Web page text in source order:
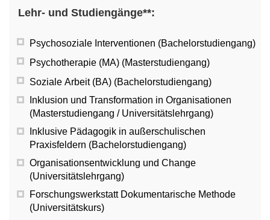
Lehr- und Studiengänge**:
Psychosoziale Interventionen (Bachelorstudiengang)
Psychotherapie (MA) (Masterstudiengang)
Soziale Arbeit (BA) (Bachelorstudiengang)
Inklusion und Transformation in Organisationen
(Masterstudiengang / Universitätslehrgang)
Inklusive Pädagogik in außerschulischen
Praxisfeldern (Bachelorstudiengang)
Organisationsentwicklung und Change
(Universitätslehrgang)
Forschungswerkstatt Dokumentarische Methode
(Universitätskurs)